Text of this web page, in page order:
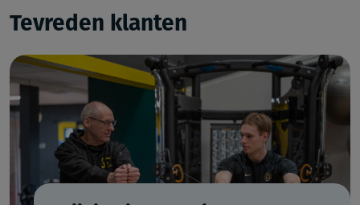
Tevreden klanten